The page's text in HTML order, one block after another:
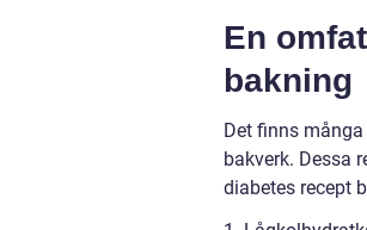
En
bakning
Det finns
bakverk. Dessa
diabetes recept